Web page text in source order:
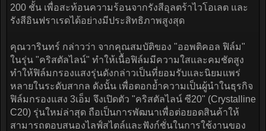
200 ชั้น เพื่อสะท้อนความร้อนจากรังสีอุลตร้าไวโอเลต และ
รังสีอินฟราเรดได้อย่างมีประสิทธิภาพสูงสุด
คุณวารินทร์ กล่าวว่า จากคุณสมบัติของ "ออพติคอล ฟิล์ม"
ในรุ่น "คริสตัลไลน์" ทำให้เนื้อฟิล์มมีความใสและคมชัดสูง
ทำให้ฟิล์มกรองแสงรุ่นดังกล่าวเป็นที่ยอมรับและนิยมแพร่
หลายในระดับสากล ดังนั้น เพื่อตอกย้ำความเป็นผู้นำในธุรกิจ
ฟิล์มกรองแสง 3เอ็ม จึงเปิดตัว "คริสตัลไลน์ ซี20" (Crystalline
C20) รุ่นใหม่ล่าสุด ถือเป็นการพัฒนาเพื่อต่อยอดสินค้าให้
สามารถตอบสนองไลฟ์สไตล์และฟังก์ชั่นในการใช้งานของ